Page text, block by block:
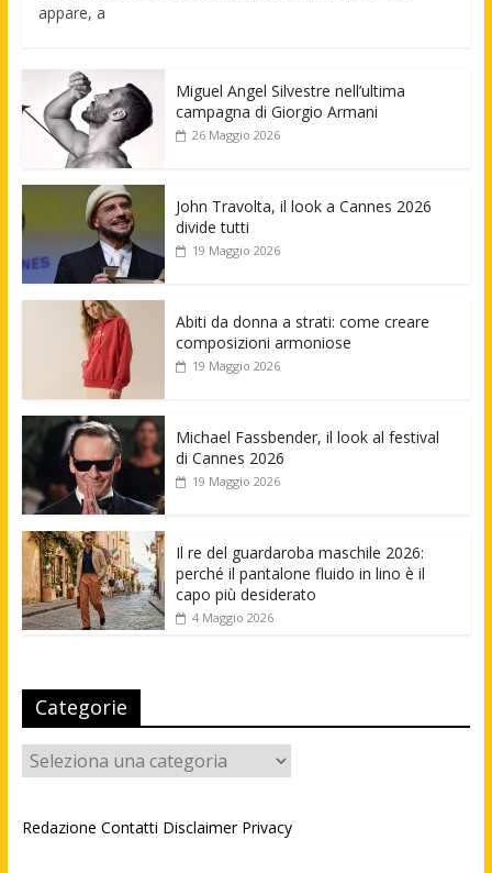
appare, a
Miguel Angel Silvestre nell’ultima
campagna di Giorgio Armani
26 Maggio 2026
John Travolta, il look a Cannes 2026
divide tutti
19 Maggio 2026
Abiti da donna a strati: come creare
composizioni armoniose
19 Maggio 2026
Michael Fassbender, il look al festival
di Cannes 2026
19 Maggio 2026
Il re del guardaroba maschile 2026:
perché il pantalone fluido in lino è il
capo più desiderato
4 Maggio 2026
Categorie
Categorie
Redazione Contatti Disclaimer Privacy